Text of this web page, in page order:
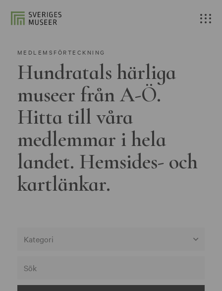
MEDLEMSFÖRTECKNING
Hundratals härliga
museer från A-Ö.
Hitta till våra
medlemmar i hela
landet. Hemsides- och
kartlänkar.